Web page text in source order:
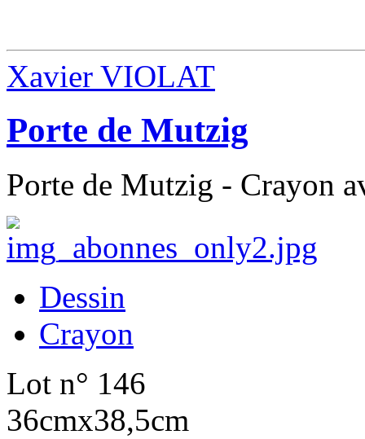
Xavier VIOLAT
Porte de Mutzig
Porte de Mutzig - Crayon
Dessin
Crayon
Lot n° 146
36cmx38,5cm